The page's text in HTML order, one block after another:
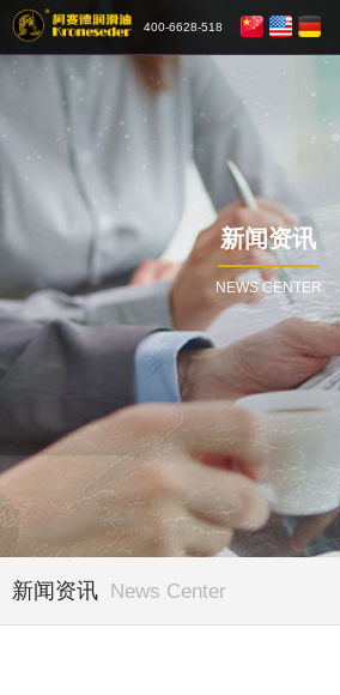
400-6628-518
新闻资讯
NEWS CENTER
新闻资讯 News Center